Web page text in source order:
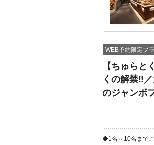
WEB予約限定プ
【ちゅら
くの解禁‼︎
のジャンボ
1名～10名まで